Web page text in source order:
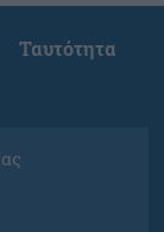
Ταυτότητα